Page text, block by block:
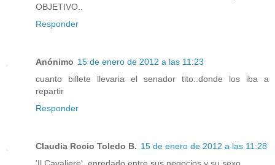
OBJETIVO..
Responder
Anónimo 15 de enero de 2012 a las 11:23
cuanto billete llevaria el senador tito..donde los iba a
repartir
Responder
Claudia Rocio Toledo B. 15 de enero de 2012 a las 11:28